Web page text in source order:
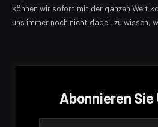
können wir sofort mit der ganzen Welt
uns immer noch nicht dabei, zu wissen,
Abonnieren